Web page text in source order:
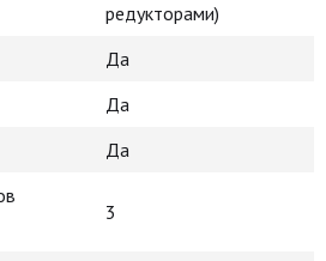
редукторами)
Да
Да
Да
3